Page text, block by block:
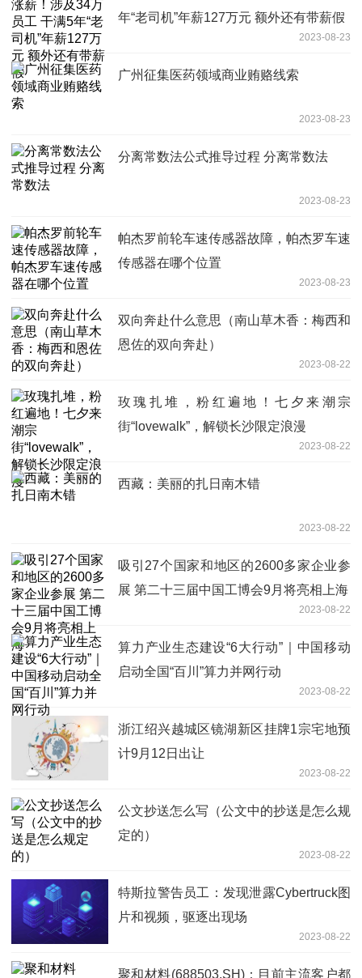
年“老司机”年薪127万元 额外还有带薪假
2023-08-23
广州征集医药领域商业贿赂线索
2023-08-23
分离常数法公式推导过程 分离常数法
2023-08-23
帕杰罗前轮车速传感器故障，帕杰罗车速
传感器在哪个位置
2023-08-23
双向奔赴什么意思（南山草木香：梅西和
恩佐的双向奔赴）
2023-08-22
玫瑰扎堆，粉红遍地！七夕来潮宗
街“lovewalk”，解锁长沙限定浪漫
2023-08-22
西藏：美丽的扎日南木错
2023-08-22
吸引27个国家和地区的2600多家企业参
展 第二十三届中国工博会9月将亮相上海
2023-08-22
算力产业生态建设“6大行动”｜中国移动
启动全国“百川”算力并网行动
2023-08-22
浙江绍兴越城区镜湖新区挂牌1宗宅地预
计9月12日出让
2023-08-22
公文抄送怎么写（公文中的抄送是怎么规
定的）
2023-08-22
特斯拉警告员工：发现泄露Cybertruck图
片和视频，驱逐出现场
2023-08-22
聚和材料(688503.SH)：目前主流客户都